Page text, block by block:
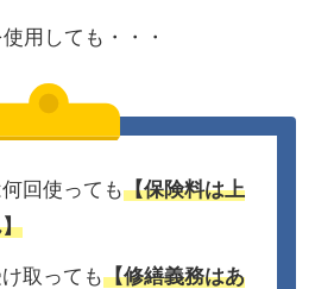
用しても・・・
回使っても【保険料は上
取っても【修繕義務はあ